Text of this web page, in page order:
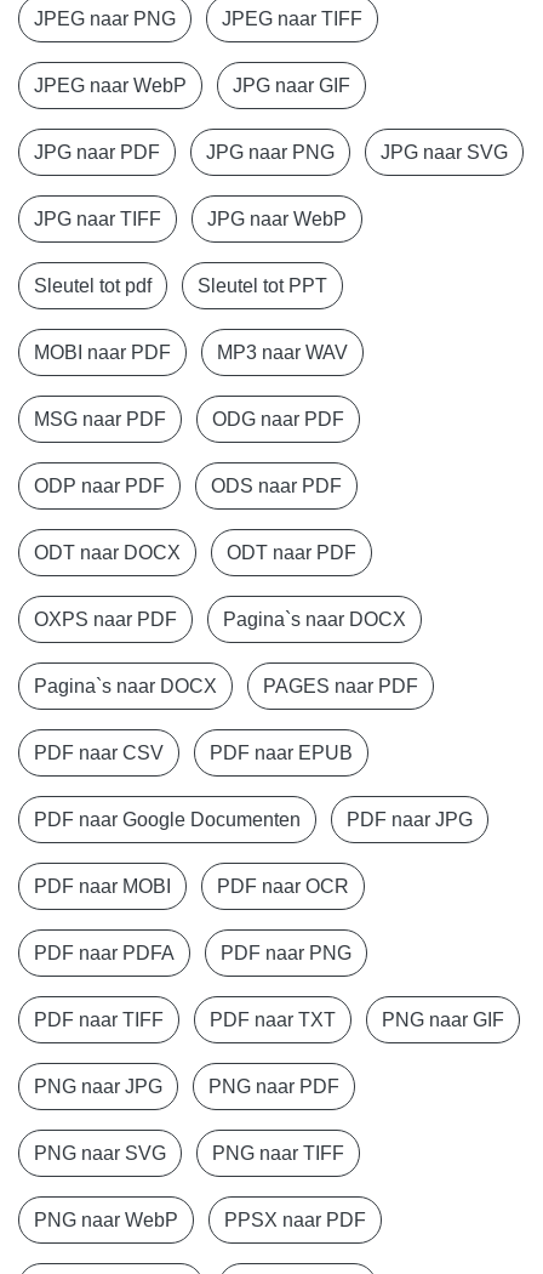
JPEG naar PNG JPEG naar TIFF
JPEG naar WebP JPG naar GIF
JPG naar PDF JPG naar PNG JPG naar SVG
JPG naar TIFF JPG naar WebP
Sleutel tot pdf Sleutel tot PPT
MOBI naar PDF MP3 naar WAV
MSG naar PDF ODG naar PDF
ODP naar PDF ODS naar PDF
ODT naar DOCX ODT naar PDF
OXPS naar PDF Pagina`s naar DOCX
Pagina`s naar DOCX PAGES naar PDF
PDF naar CSV PDF naar EPUB
PDF naar Google Documenten PDF naar JPG
PDF naar MOBI PDF naar OCR
PDF naar PDFA PDF naar PNG
PDF naar TIFF PDF naar TXT PNG naar GIF
PNG naar JPG PNG naar PDF
PNG naar SVG PNG naar TIFF
PNG naar WebP PPSX naar PDF